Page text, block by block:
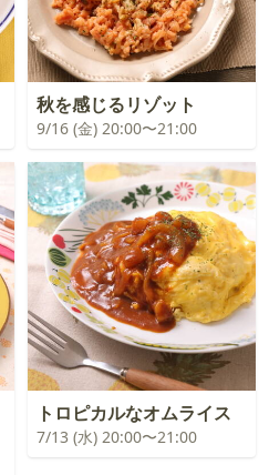
秋を感じるリゾット
9/16 (金) 20:00〜21:00
トロピカルなオムライス
7/13 (水) 20:00〜21:00